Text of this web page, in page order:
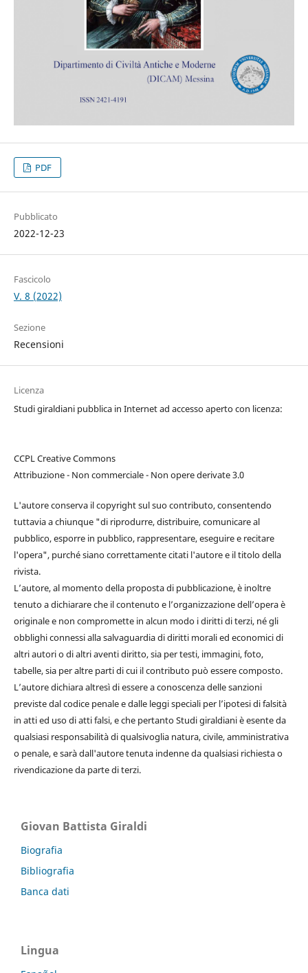
PDF
Pubblicato
2022-12-23
Fascicolo
V. 8 (2022)
Sezione
Recensioni
Licenza
Studi giraldiani pubblica in Internet ad accesso aperto con licenza:
CCPL Creative Commons
Attribuzione - Non commerciale - Non opere derivate 3.0
L'autore conserva il copyright sul suo contributo, consentendo
tuttavia a chiunque "di riprodurre, distribuire, comunicare al
pubblico, esporre in pubblico, rappresentare, eseguire e recitare
l'opera", purché siano correttamente citati l'autore e il titolo della
rivista.
L’autore, al momento della proposta di pubblicazione, è inoltre
tenuto a dichiarare che il contenuto e l’organizzazione dell’opera è
originale e non compromette in alcun modo i diritti di terzi, né gli
obblighi connessi alla salvaguardia di diritti morali ed economici di
altri autori o di altri aventi diritto, sia per testi, immagini, foto,
tabelle, sia per altre parti di cui il contributo può essere composto.
L’autore dichiara altresì di essere a conoscenza delle sanzioni
previste dal codice penale e dalle leggi speciali per l’ipotesi di falsità
in atti ed uso di atti falsi, e che pertanto Studi giraldiani è esente da
qualsiasi responsabilità di qualsivoglia natura, civile, amministrativa
o penale, e sarà dall'autore tenuta indenne da qualsiasi richiesta o
rivendicazione da parte di terzi.
Giovan Battista Giraldi
Biografia
Bibliografia
Banca dati
Lingua